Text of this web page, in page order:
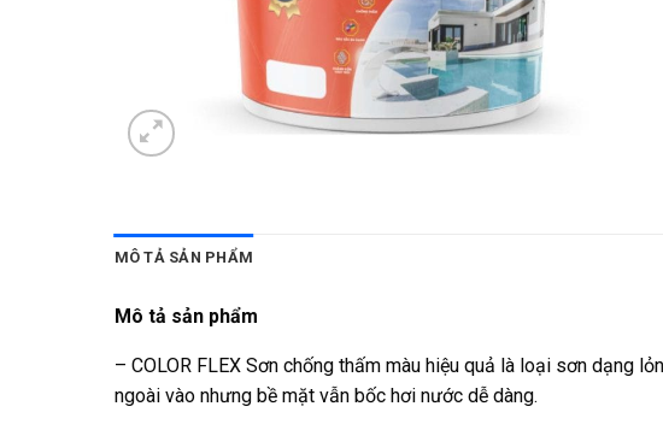
MÔ TẢ SẢN PHẨM
Mô tả sản phẩm
– COLOR FLEX Sơn chống thấm màu hiệu quả là loại sơn dạng
ngoài vào nhưng bề mặt vẫn bốc hơi nước dễ dàng.